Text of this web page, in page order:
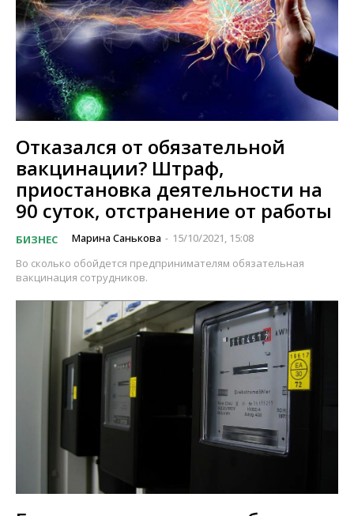
Отказался от обязательной
вакцинации? Штраф,
приостановка деятельности на
90 суток, отстранение от работы
БИЗНЕС Марина Санькова - 15/10/2021, 15:08
Во сколько обойдется предпринимателям обязательная
вакцинация сотрудников.